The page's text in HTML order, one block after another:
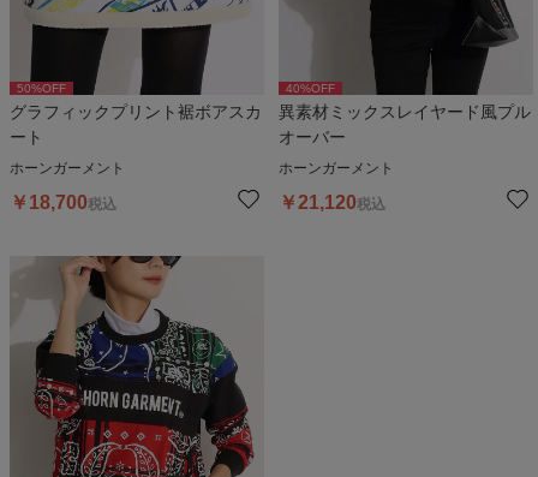
50%OFF
グラフィックプリント裾ボアスカ
ート
ホーンガーメント
￥ 18,700税込
40%OFF
異素材ミックスレイヤード風プル
オーバー
ホーンガーメント
￥21,120税込